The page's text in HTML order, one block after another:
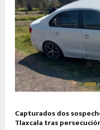
Capturados dos
Tlaxcala tras